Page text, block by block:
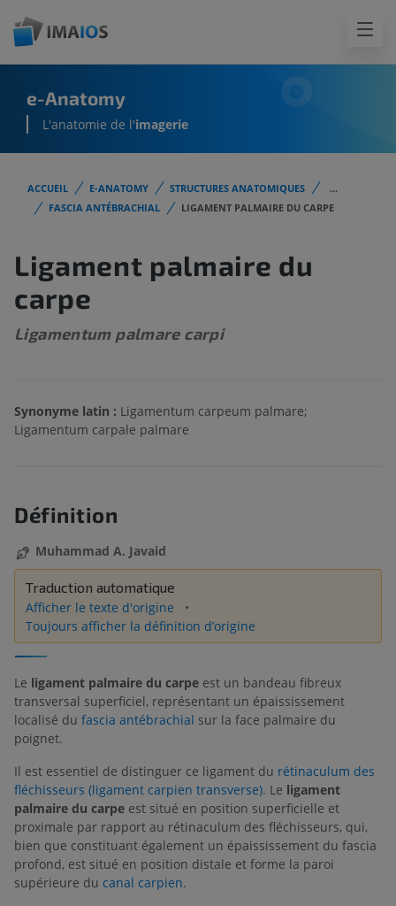
e-Anatomy
L'anatomie de l'imagerie
ACCUEIL E-ANATOMY STRUCTURES ANATOMIQUES
...
FASCIA ANTÉBRACHIAL
LIGAMENT PALMAIRE DU CARPE
Ligament palmaire du
carpe
Ligamentum palmare carpi
Synonyme latin : Ligamentum carpeum palmare;
Ligamentum carpale palmare
Définition
Muhammad A. Javaid
Traduction automatique
Afficher le texte d'origine
Toujours afficher la définition d’origine
Le ligament palmaire du carpe est un bandeau fibreux
transversal superficiel, représentant un épaississement
localisé du fascia antébrachial sur la face palmaire du
poignet.
Il est essentiel de distinguer ce ligament du rétinaculum des
fléchisseurs (ligament carpien transverse). Le ligament
palmaire du carpe est situé en position superficielle et
proximale par rapport au rétinaculum des fléchisseurs, qui,
bien que constituant également un épaississement du fascia
profond, est situé en position distale et forme la paroi
supérieure du canal carpien.